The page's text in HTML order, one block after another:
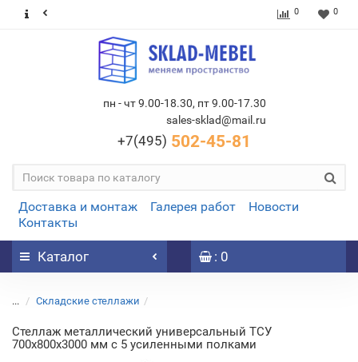
0 0
пн - чт 9.00-18.30, пт 9.00-17.30
sales-sklad@mail.ru
+7(495) 502-45-81
Доставка и монтаж Галерея работ
Новости
Контакты
Каталог : 0
... Складские стеллажи
Стеллаж металлический универсальный ТСУ
700х800х3000 мм с 5 усиленными полками